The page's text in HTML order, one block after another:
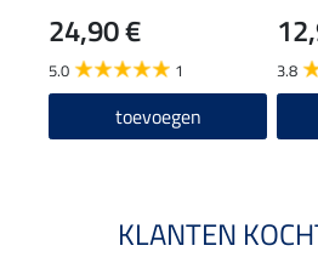
24,90 €
5.0 1
toevoegen
3.8
KLANTEN